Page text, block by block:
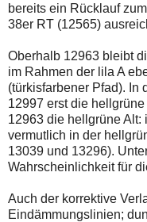
bereits ein Rücklauf
38er RT (12565)
Oberhalb 12963 bleibt
im Rahmen der lila A
(türkisfarbener Pfad). In
12997 erst die
12963 die hellgrüne Alt:
vermutlich in der
13039 und 13296).
Wahrscheinlichkeit für
Auch der korrektive
Eindämmungslinien;